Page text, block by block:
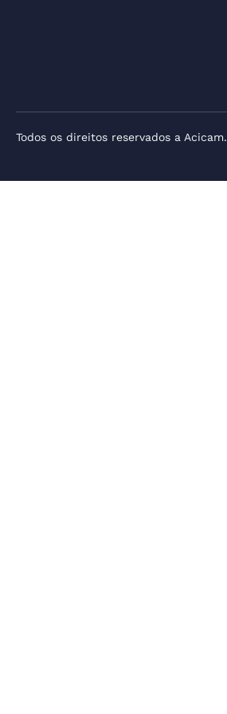
Todos os direitos reservados a Acicam.